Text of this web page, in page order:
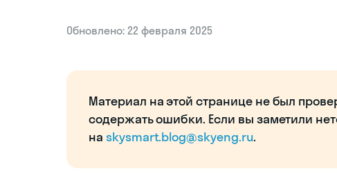
Обновлено: 22 февраля 2025
Материал на этой странице не был
содержать ошибки. Если вы заметили
на skysmart.blog@skyeng.ru.